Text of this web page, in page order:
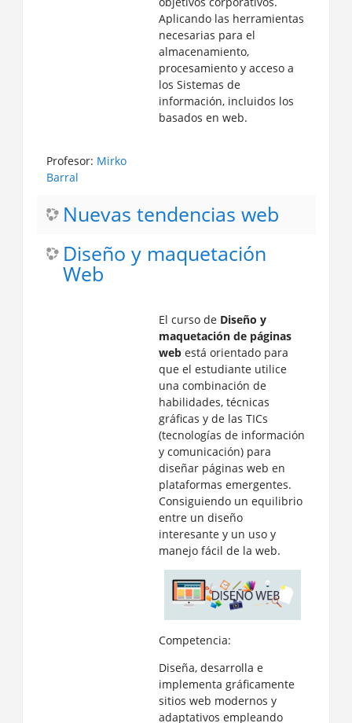
Aplicando las herramientas
necesarias para el
almacenamiento,
procesamiento y acceso a
los Sistemas de
información, incluidos los
basados en web.
Profesor: Mirko
Barral
Nuevas tendencias web
Diseño y maquetación
Web
El curso de Diseño y
maquetación de páginas
webestá orientado para
que el estudiante utilice
una combinación de
habilidades, técnicas
gráficas y de las TICs
(tecnologías de información
y comunicación) para
diseñar páginas web en
plataformas emergentes.
Consiguiendo un equilibrio
entre un diseño
interesante y un uso y
manejo fácil de la web.
Competencia:
Diseña, desarrolla e
implementa gráficamente
sitios web modernos y
adaptativos empleando